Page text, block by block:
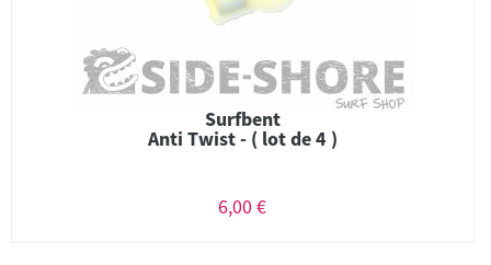
Surfbent
Anti Twist - ( lot de 4 )
6,00 €